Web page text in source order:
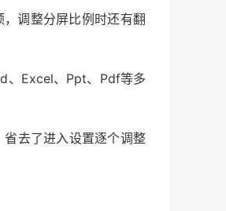
调整分屏比例时还有翻
、Excel、Ppt、Pdf等多
省去了进入设置逐个调整